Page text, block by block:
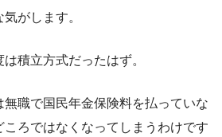
がします。
積立方式だったはず。
職で国民年金保険料を払っていな
ろではなくなってしまうわけです